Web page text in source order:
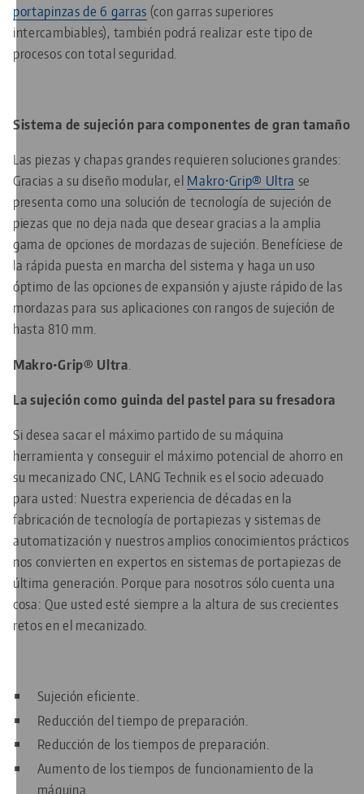
portapinzas de 6 garras (con garras superiores
intercambiables), también podrá realizar este tipo de
procesos con total seguridad.
Sistema de sujeción para componentes de gran tamaño
Las piezas y chapas grandes requieren soluciones grandes:
Gracias a su diseño modular, el Makro•Grip® Ultra se
presenta como una solución de tecnología de sujeción de
piezas que no deja nada que desear gracias a la amplia
gama de opciones de mordazas de sujeción. Benefíciese de
la rápida puesta en marcha del sistema y haga un uso
óptimo de las opciones de expansión y ajuste rápido de las
mordazas para sus aplicaciones con rangos de sujeción de
hasta 810 mm.
Makro•Grip® Ultra
La sujeción como guinda del pastel para su fresadora
Si desea sacar el máximo partido de su máquina
herramienta y conseguir el máximo potencial de ahorro en
su mecanizado CNC, LANG Technik es el socio adecuado
para usted: Nuestra experiencia de décadas en la
fabricación de tecnología de portapiezas y sistemas de
automatización y nuestros amplios conocimientos prácticos
nos convierten en expertos en sistemas de portapiezas de
última generación. Porque para nosotros sólo cuenta una
cosa: Que usted esté siempre a la altura de sus crecientes
retos en el mecanizado.
Sujeción eficiente.
Reducción del tiempo de preparación.
Reducción de los tiempos de preparación.
Aumento de los tiempos de funcionamiento de la
máquina.